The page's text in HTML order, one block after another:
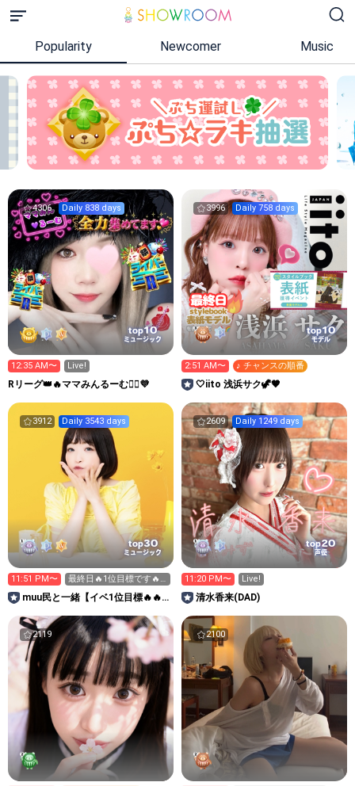
Popularity Newcomer Music
4306 Daily 838 days
top10
ミュージック
12:35 AM〜 Live!
Rリーグ👑🔥ママみんるーむ💁‍♀️💜
3996 Daily 758 days
top10
モデル
2:51 AM〜 ♪ チャンスの順番
🤍iito ‎浅浜サク🦖🤎
3912 Daily 3543 days
top30
ミュージック
11:51 PM〜
最終日🔥1位目標です🔥
応援お願いします😭
muu民と一緒【イベ1位目標🔥🔥
2609 Daily 1249 days
top20
声優
11:20 PM〜 Live!
清水香来(DAD)
2119 2100